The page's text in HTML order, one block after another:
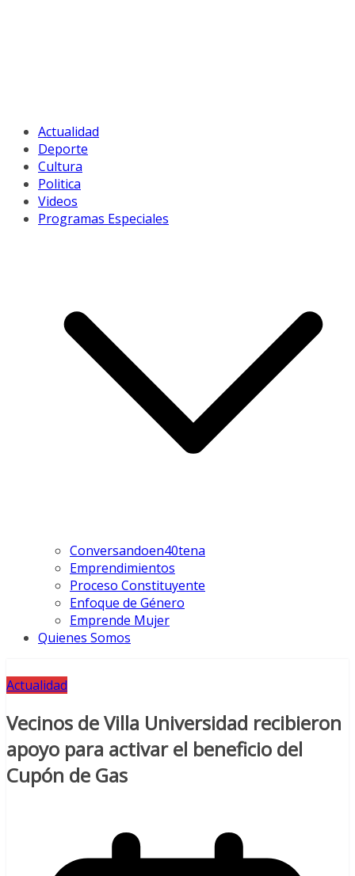
Actualidad
Deporte
Cultura
Politica
Videos
Programas Especiales
Conversandoen40tena
Emprendimientos
Proceso Constituyente
Enfoque de Género
Emprende Mujer
Quienes Somos
Actualidad
Vecinos de Villa Universidad recibieron
apoyo para activar el beneficio del
Cupón de Gas